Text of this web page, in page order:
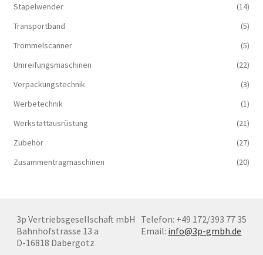
Stapelwender
(14)
Transportband
(5)
Trommelscanner
(5)
Umreifungsmaschinen
(22)
Verpackungstechnik
(3)
Werbetechnik
(1)
Werkstattausrüstung
(21)
Zubehör
(27)
Zusammentragmaschinen
(20)
3p Vertriebsgesellschaft mbH
Bahnhofstrasse 13 a
D-16818 Dabergotz
Telefon: +49 172/393 77 35
Email: info@3p-gmbh.de